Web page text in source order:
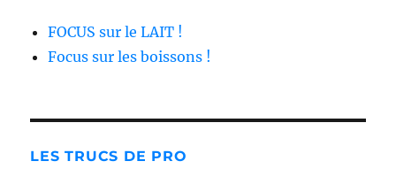
FOCUS sur le LAIT !
Focus sur les boissons !
LES TRUCS DE PRO